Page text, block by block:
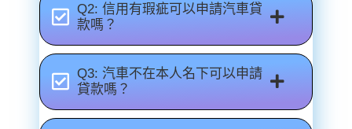
Q2: 信用有瑕疵可以申請汽車貸
款嗎？
Q3: 汽車不在本人名下可以申請
貸款嗎？